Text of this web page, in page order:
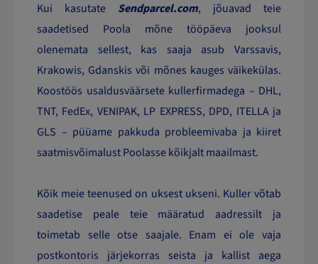
Kui kasutate Sendparcel.com, jõuavad teie
saadetised Poola mõne tööpäeva jooksul
olenemata sellest, kas saaja asub Varssavis,
Krakowis, Gdanskis või mõnes kauges väikekülas.
Koostöös usaldusväärsete kullerfirmadega – DHL,
TNT, FedEx, VENIPAK, LP EXPRESS, DPD, ITELLA ja
GLS – püüame pakkuda probleemivaba ja kiiret
saatmisvõimalust Poolasse kõikjalt maailmast.
Kõik meie teenused on uksest ukseni. Kuller võtab
saadetise peale teie määratud aadressilt ja
toimetab selle otse saajale. Enam ei ole vaja
postkontoris järjekorras seista ja kallist aega